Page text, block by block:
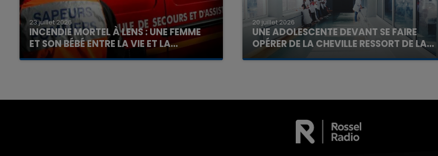
23 juillet 2026
INCENDIE MORTEL À LENS : UNE FEMME
ET SON BÉBÉ ENTRE LA VIE ET LA...
Un homme s'est immolé par le feu après avoir
20 juillet 2026
UNE ADOLESCENTE DEVANT SE FAIRE
OPÉRER DE LA CHEVILLE RESSORT DE LA...
La famille a porté plainte contre la clinique qui a
7h00 - 11h00
La Team de l'été